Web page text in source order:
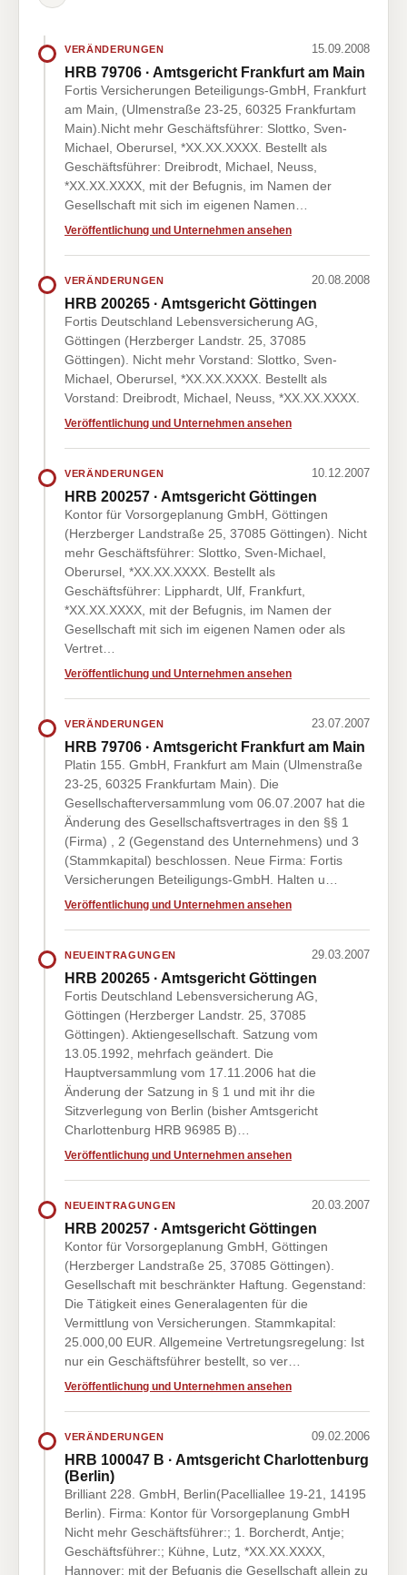
VERÄNDERUNGEN 15.09.2008
HRB 79706 · Amtsgericht Frankfurt am Main
Fortis Versicherungen Beteiligungs-GmbH, Frankfurt
am Main, (Ulmenstraße 23-25, 60325 Frankfurtam
Main).Nicht mehr Geschäftsführer: Slottko, Sven-
Michael, Oberursel, *XX.XX.XXXX. Bestellt als
Geschäftsführer: Dreibrodt, Michael, Neuss,
*XX.XX.XXXX, mit der Befugnis, im Namen der
Gesellschaft mit sich im eigenen Namen…
Veröffentlichung und Unternehmen ansehen
VERÄNDERUNGEN 20.08.2008
HRB 200265 · Amtsgericht Göttingen
Fortis Deutschland Lebensversicherung AG,
Göttingen (Herzberger Landstr. 25, 37085
Göttingen). Nicht mehr Vorstand: Slottko, Sven-
Michael, Oberursel, *XX.XX.XXXX. Bestellt als
Vorstand: Dreibrodt, Michael, Neuss, *XX.XX.XXXX.
Veröffentlichung und Unternehmen ansehen
VERÄNDERUNGEN 10.12.2007
HRB 200257 · Amtsgericht Göttingen
Kontor für Vorsorgeplanung GmbH, Göttingen
(Herzberger Landstraße 25, 37085 Göttingen). Nicht
mehr Geschäftsführer: Slottko, Sven-Michael,
Oberursel, *XX.XX.XXXX. Bestellt als
Geschäftsführer: Lipphardt, Ulf, Frankfurt,
*XX.XX.XXXX, mit der Befugnis, im Namen der
Gesellschaft mit sich im eigenen Namen oder als
Vertret…
Veröffentlichung und Unternehmen ansehen
VERÄNDERUNGEN 23.07.2007
HRB 79706 · Amtsgericht Frankfurt am Main
Platin 155. GmbH, Frankfurt am Main (Ulmenstraße
23-25, 60325 Frankfurtam Main). Die
Gesellschafterversammlung vom 06.07.2007 hat die
Änderung des Gesellschaftsvertrages in den §§ 1
(Firma) , 2 (Gegenstand des Unternehmens) und 3
(Stammkapital) beschlossen. Neue Firma: Fortis
Versicherungen Beteiligungs-GmbH. Halten u…
Veröffentlichung und Unternehmen ansehen
NEUEINTRAGUNGEN 29.03.2007
HRB 200265 · Amtsgericht Göttingen
Fortis Deutschland Lebensversicherung AG,
Göttingen (Herzberger Landstr. 25, 37085
Göttingen). Aktiengesellschaft. Satzung vom
13.05.1992, mehrfach geändert. Die
Hauptversammlung vom 17.11.2006 hat die
Änderung der Satzung in § 1 und mit ihr die
Sitzverlegung von Berlin (bisher Amtsgericht
Charlottenburg HRB 96985 B)…
Veröffentlichung und Unternehmen ansehen
NEUEINTRAGUNGEN 20.03.2007
HRB 200257 · Amtsgericht Göttingen
Kontor für Vorsorgeplanung GmbH, Göttingen
(Herzberger Landstraße 25, 37085 Göttingen).
Gesellschaft mit beschränkter Haftung. Gegenstand:
Die Tätigkeit eines Generalagenten für die
Vermittlung von Versicherungen. Stammkapital:
25.000,00 EUR. Allgemeine Vertretungsregelung: Ist
nur ein Geschäftsführer bestellt, so ver…
Veröffentlichung und Unternehmen ansehen
VERÄNDERUNGEN 09.02.2006
HRB 100047 B · Amtsgericht Charlottenburg
(Berlin)
Brilliant 228. GmbH, Berlin(Pacelliallee 19-21, 14195
Berlin). Firma: Kontor für Vorsorgeplanung GmbH
Nicht mehr Geschäftsführer:; 1. Borcherdt, Antje;
Geschäftsführer:; Kühne, Lutz, *XX.XX.XXXX,
Hannover; mit der Befugnis die Gesellschaft allein zu